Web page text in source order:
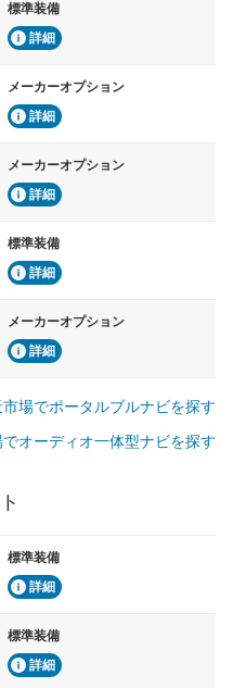
標準装備
詳細
メーカーオプション
詳細
メーカーオプション
詳細
標準装備
詳細
メーカーオプション
詳細
場でポータルブルナビを探す
オーディオ一体型ナビを探す
標準装備
詳細
標準装備
詳細